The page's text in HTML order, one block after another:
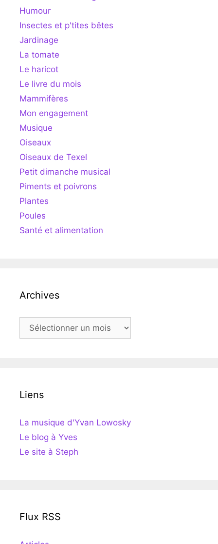
Humour
Insectes et p'tites bêtes
Jardinage
La tomate
Le haricot
Le livre du mois
Mammifères
Mon engagement
Musique
Oiseaux
Oiseaux de Texel
Petit dimanche musical
Piments et poivrons
Plantes
Poules
Santé et alimentation
Archives
Archives
Liens
La musique d'Yvan Lowosky
Le blog à Yves
Le site à Steph
Flux RSS